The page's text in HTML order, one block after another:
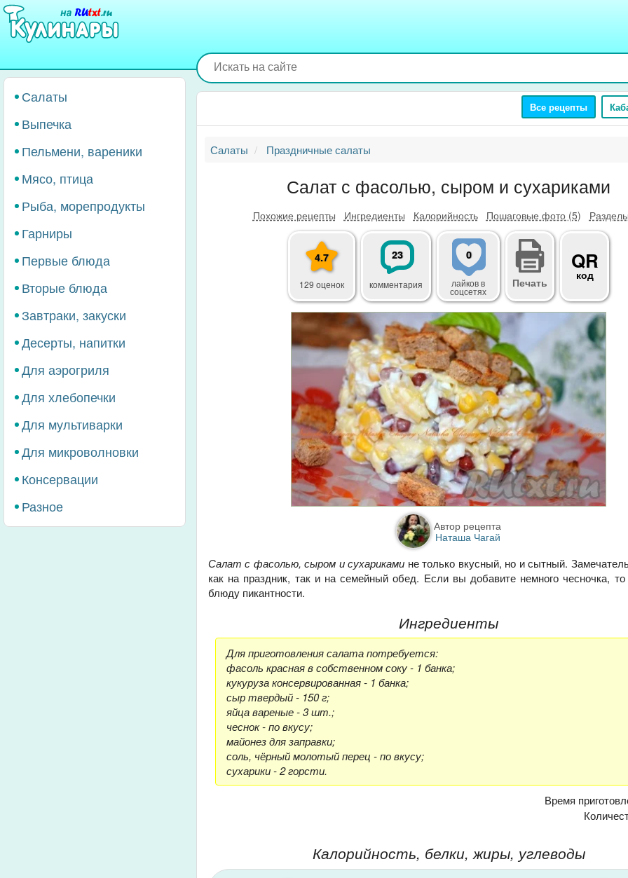
Перейти
основному
Салаты
Выпечка
Пельмени, вареники
Мясо, птица
Рыба, морепродукты
Гарниры
Первые блюда
Вторые блюда
Завтраки, закуски
Десерты, напитки
Для аэрогриля
Для хлебопечки
Для мультиварки
Для микроволновки
Консервации
Разное
Все рецепты
Салаты Праздничные салаты
Салат с фасолью, сыром и сухариками
Похожие рецепты Ингредиенты Калорийность Пошаговые фото (5)
4.7
129 оценок
23
комментария
0
лайковв
соцсетях
Печать
QR
код
Автор рецепта
Наташа Чагай
Салат с фасолью, сыром и сухариками не только вкусный, но и сытный.
как на праздник, так и на семейный обед. Если вы добавите немного чесночка, то
блюду пикантности.
Ингредиенты
Для приготовления салата потребуется:
фасоль красная в собственном соку - 1 банка;
кукуруза консервированная - 1 банка;
сыр твердый - 150 г;
яйца вареные - 3 шт.;
чеснок - по вкусу;
майонез для заправки;
соль, чёрный молотый перец - по вкусу;
сухарики - 2 горсти.
Время
Калорийность, белки, жиры, углеводы